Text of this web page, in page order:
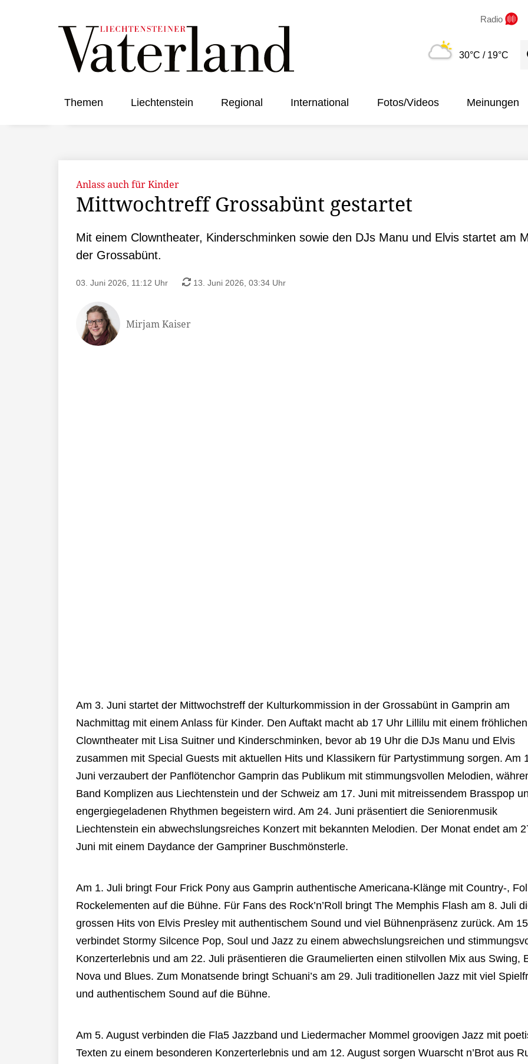
Radio
30°C / 19°C
Themen Liechtenstein Regional International Fotos/Videos Meinungen
Anlass auch für Kinder
Mittwochtreff Grossabünt gestartet
Mit einem Clowntheater, Kinderschminken sowie den DJs Manu und Elvis startet am
der Grossabünt.
03. Juni 2026, 11:12 Uhr 13. Juni 2026, 03:34 Uhr
Mirjam Kaiser
Am 3. Juni startet der Mittwochstreff der Kulturkommission in der Grossabünt in Gamprin am
Nachmittag mit einem Anlass für Kinder. Den Auftakt macht ab 17 Uhr Lillilu mit einem fröhlichen
Clowntheater mit Lisa Suitner und Kinderschminken, bevor ab 19 Uhr die DJs Manu und Elvis
zusammen mit Special Guests mit aktuellen Hits und Klassikern für Partystimmung sorgen. Am
Juni verzaubert der Panflötenchor Gamprin das Publikum mit stimmungsvollen Melodien,
Band Komplizen aus Liechtenstein und der Schweiz am 17. Juni mit mitreissendem Brasspop
engergiegeladenen Rhythmen begeistern wird. Am 24. Juni präsentiert die Seniorenmusik
Liechtenstein ein abwechslungsreiches Konzert mit bekannten Melodien. Der Monat endet am
Juni mit einem Daydance der Gampriner Buschmönsterle.
Am 1. Juli bringt Four Frick Pony aus Gamprin authentische Americana-Klänge mit Country-,
Rockelementen auf die Bühne. Für Fans des Rock’n’Roll bringt The Memphis Flash am 8. Juli
grossen Hits von Elvis Presley mit authentischem Sound und viel Bühnenpräsenz zurück. Am
verbindet Stormy Silcence Pop, Soul und Jazz zu einem abwechslungsreichen und
Konzerterlebnis und am 22. Juli präsentieren die Graumelierten einen stilvollen Mix aus Swing,
Nova und Blues. Zum Monatsende bringt Schuani’s am 29. Juli traditionellen Jazz mit viel
und authentischem Sound auf die Bühne.
Am 5. August verbinden die Fla5 Jazzband und Liedermacher Mommel groovigen Jazz mit
Texten zu einem besonderen Konzerterlebnis und am 12. August sorgen Wuarscht n’Brot aus